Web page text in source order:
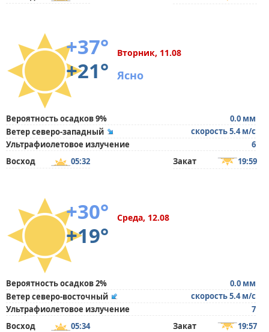
+37°
+21°
Вторник, 11.08
Ясно
Вероятность осадков 9%
0.0 мм
Ветер северо-западный
скорость 5.4 м/с
Ультрафиолетовое излучение
6
Восход
05:32 Закат 19:59
+30°
+19°
Среда, 12.08
Вероятность осадков 2%
0.0 мм
Ветер северо-восточный
скорость 5.4 м/с
Ультрафиолетовое излучение
7
Восход
05:34 Закат 19:57